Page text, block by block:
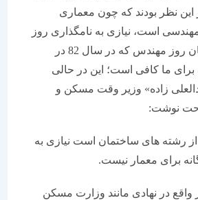
نظر بودند که چون معماری
است، نیازی به نامگذاری روز
جداگانه ندارد و همان روز مهندس که در سال 82 در
ما کافی است؛ این در حالی
زاده» وزیر وقت مسکن و
های ساختمان است نیازی به
معمار نیست.
در نهادی مانند وزارت مسکن